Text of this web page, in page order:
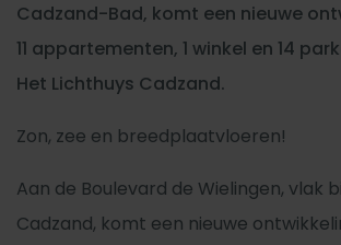
Cadzand-Bad, komt een nieuwe
11 appartementen, 1 winkel en 14
Het Lichthuys Cadzand.
Zon, zee en breedplaatvloeren!
Aan de Boulevard de Wielingen, vlak
Cadzand, komt een nieuwe